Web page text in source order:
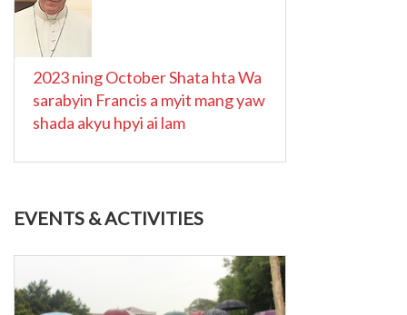
2023 ning October Shata hta Wa
sarabyin Francis a myit mang yaw
shada akyu hpyi ai lam
EVENTS & ACTIVITIES